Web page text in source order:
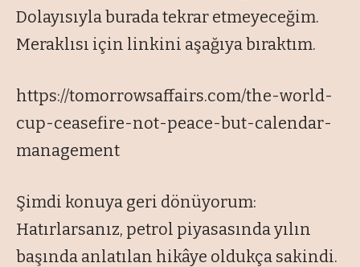
Dolayısıyla burada tekrar etmeyeceğim.
Meraklısı için linkini aşağıya bıraktım.
https://tomorrowsaffairs.com/the-world-
cup-ceasefire-not-peace-but-calendar-
management
Şimdi konuya geri dönüyorum:
Hatırlarsanız, petrol piyasasında yılın
başında anlatılan hikâye oldukça sakindi.